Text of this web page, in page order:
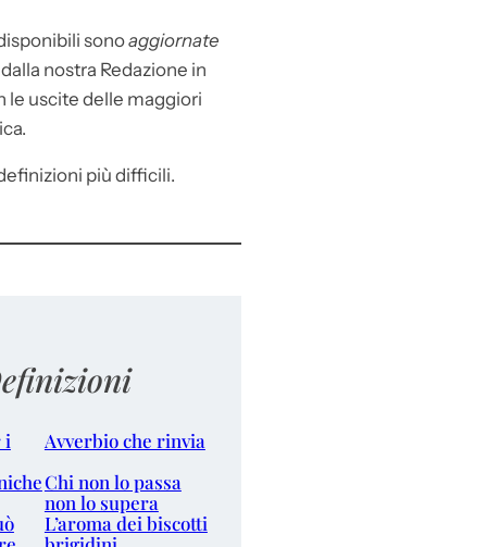
sonoaggiornate
dalla nostra Redazione in
le uscite delle maggiori
più difficili.
i
Avverbio che rinvia
Chi non lo passa
non lo supera
L’aroma dei biscotti